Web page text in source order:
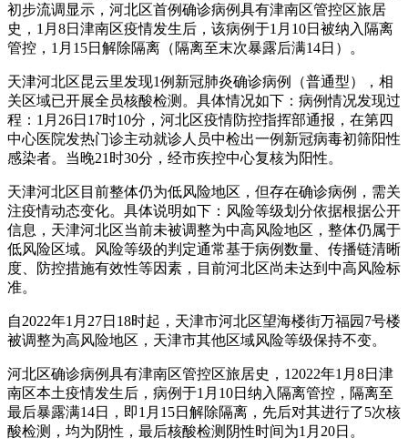
初步流调显示，河北区首例确诊病例具有津南区管控区旅居
史，1月8日津南区疫情发生后，该病例于1月10日被纳入隔离
管控，1月15日解除隔离（隔离至末次暴露后满14日）。
天津河北区昆云里发现1例新冠肺炎确诊病例（普通型），相
关区域已开展全员核酸检测。具体情况如下：病例情况发现过
程：1月26日17时10分，河北区疫情防控指挥部通报，在第四
中心医院发热门诊主动就诊人员中检出一例新冠病毒初筛阳性
感染者。当晚21时30分，经市疾控中心复核为阳性。
天津河北区目前整体仍为低风险地区，但存在确诊病例，需关
注疫情动态变化。具体说明如下：风险等级划分依据根据公开
信息，天津河北区当前未被调整为中高风险地区，整体仍属于
低风险区域。风险等级的判定通常基于病例数量、传播链清晰
度、防控措施有效性等因素，目前河北区尚未达到中高风险标
准。
自2022年1月27日18时起，天津市河北区望海楼街万福园7号楼
被调整为高风险地区，天津市其他区域风险等级保持不变。
河北区确诊病例具有津南区管控区旅居史，12022年1月8日津
南区本土疫情发生后，病例于1月10日纳入隔离管控，隔离至
最后暴露满14日，即1月15日解除隔离，先后对其进行了5次核
酸检测，均为阴性，最后核酸检测阴性时间为1月20日。